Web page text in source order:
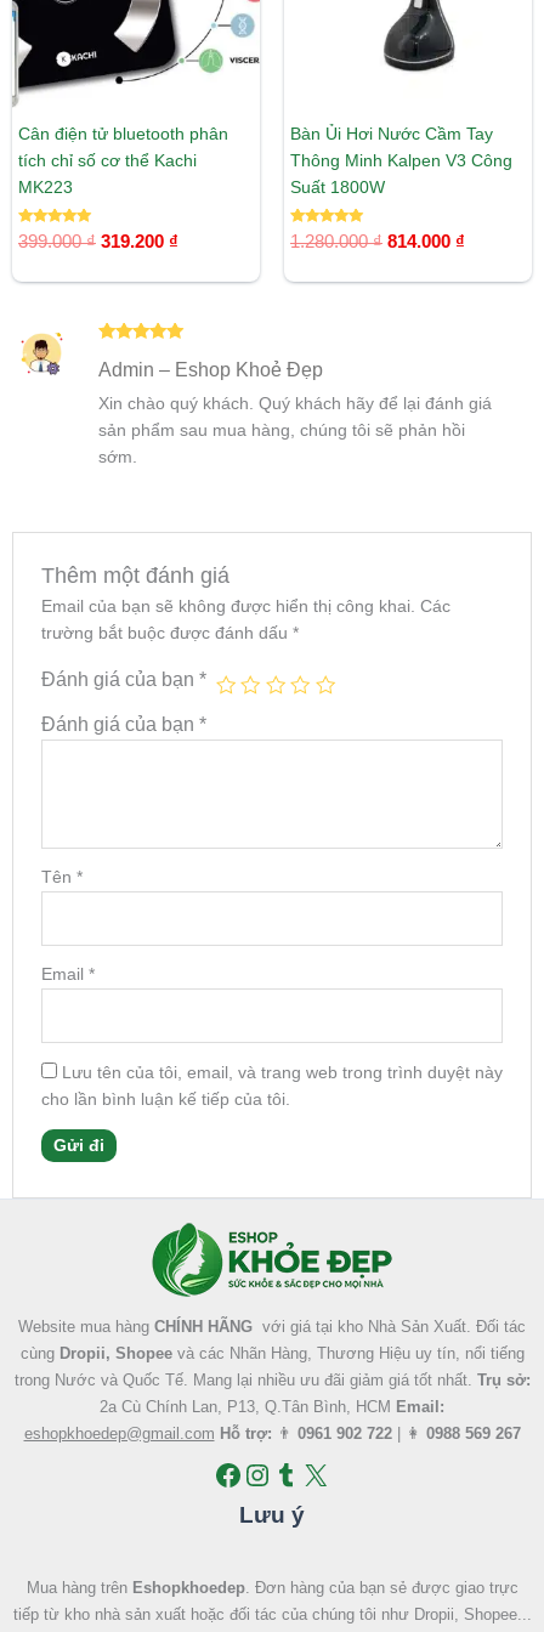
Cân điện tử bluetooth phân
tích chỉ số cơ thể Kachi
MK223
Được xếp
hạng
399.000₫ 319.200 ₫
Bàn Ủi Hơi Nước Cầm Tay
Thông Minh Kalpen V3 Công
Suất 1800W
Được xếp
hạng
1.280.000₫ 814.000 ₫
hạng55
Admin – Eshop Khoẻ Đẹp
Xin chào quý khách. Quý khách hãy để lại đánh giá
sản phẩm sau mua hàng, chúng tôi sẽ phản hồi
sớm.
Thêm một đánh giá
Email của bạn sẽ không được hiển thị công khai. Các
trường bắt buộc được đánh dấu *
Đánh giá của bạn *
Đánh giá của bạn *
Tên *
Email *
Lưu tên của tôi, email, và trang web trong trình duyệt này
cho lần bình luận kế tiếp của tôi.
Website mua hàng CHÍNH HÃNG với giá tại kho Nhà Sản Xuất. Đối tác
cùng Dropii, Shopeevà các Nhãn Hàng, Thương Hiệu uy tín, nổi tiếng
trong Nước và Quốc Tế. Mang lại nhiều ưu đãi giảm giá tốt nhất. Trụ sở:
2a Cù Chính Lan, P13, Q.Tân Bình, HCM Email:
eshopkhoedep@gmail.com Hỗ trợ: 👨 0961 902 722| 👩 0988 569 267
Lưu ý
Mua hàng trên Eshopkhoedep. Đơn hàng của bạn sẻ được giao trực
tiếp từ kho nhà sản xuất hoặc đối tác của chúng tôi như Dropii, Shopee...